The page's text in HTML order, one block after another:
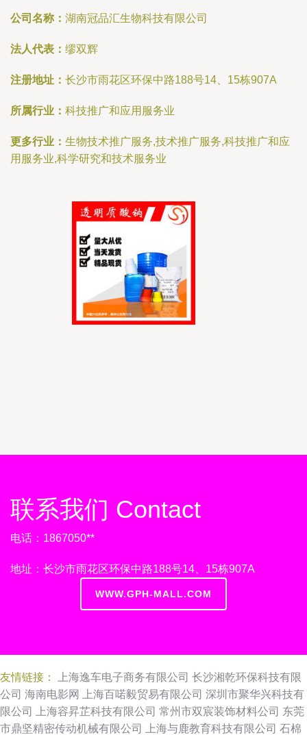
公司名称： 湖南冠品汇生物科技有限公司
法人代表： 缪双辉
注册地址： 长沙市雨花区环保中路188号14、15栋907A
所属行业： 科技推广和应用服务业
更多行业： 生物技术推广服务,技术推广服务,科技推广和应
用服务业,科学研究和技术服务业
联系我们 Contact
电话：1867050**
地址：长沙市雨花区环保中路188号14、15栋907A
WWW.GPH-MALL.COM
友情链接： 上海逸车电子商务有限公司 长沙湘乾环保科技有限
公司 海南电影网 上海百喏毅贸易有限公司 深圳市聚华兴科技有
限公司
上海容昇芷科技有限公司 常州市双宸装饰材料公司 东莞
市鼎坚精密传动机械有限公司
上海与鹿教育科技有限公司 石棉